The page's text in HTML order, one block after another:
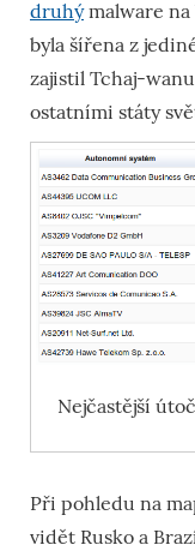
druhýmalware na
byla šířena z
zajistil Tchaj-
ostatními státy
Nejčastější
Při pohledu na
vidět Rusko a